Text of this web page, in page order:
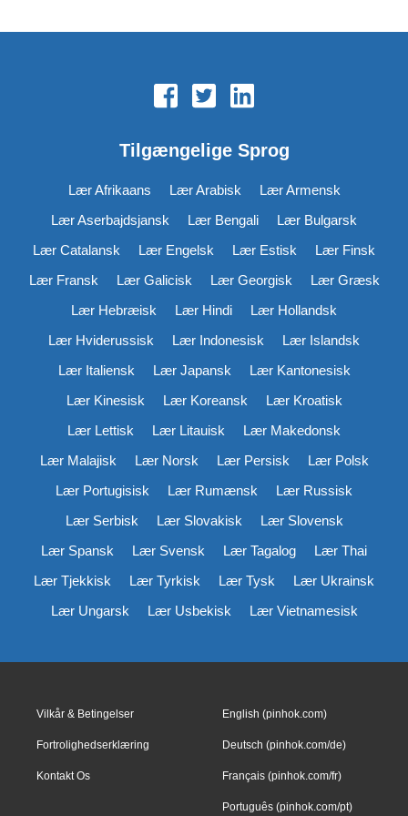
Tilgængelige Sprog
Lær Afrikaans Lær Arabisk
Lær Armensk
Lær Aserbajdsjansk
Lær Bengali
Lær Bulgarsk
Lær Catalansk
Lær Engelsk Lær Estisk
Lær Finsk
Lær Fransk
Lær Galicisk Lær Georgisk
Lær Græsk
Lær Hebræisk
Lær Hindi
Lær Hollandsk
Lær Hviderussisk
Lær Indonesisk
Lær Islandsk
Lær Italiensk
Lær Japansk
Lær Kantonesisk
Lær Kinesisk
Lær Koreansk
Lær Kroatisk
Lær Lettisk
Lær Litauisk
Lær Makedonsk
Lær Malajisk
Lær Norsk Lær Persisk
Lær Polsk
Lær Portugisisk
Lær Rumænsk
Lær Russisk
Lær Serbisk
Lær Slovakisk
Lær Slovensk
Lær Spansk
Lær Svensk Lær Tagalog
Lær Thai
Lær Tjekkisk
Lær Tyrkisk Lær Tysk
Lær Ukrainsk
Lær Ungarsk
Lær Usbekisk Lær Vietnamesisk
Vilkår & Betingelser
Fortrolighedserklæring
Kontakt Os
English (pinhok.com)
Deutsch (pinhok.com/de)
Français (pinhok.com/fr)
Português (pinhok.com/pt)